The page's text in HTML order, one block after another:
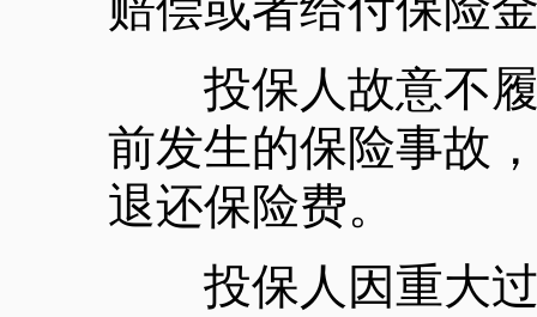
投保人故意不履
前发生的保险事故
退还保险费。
投保人因重大过